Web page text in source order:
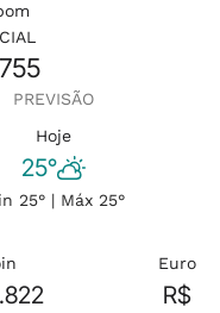
PREVISÃO
Hoje
25°
25° | Máx 25°
Euro
R$